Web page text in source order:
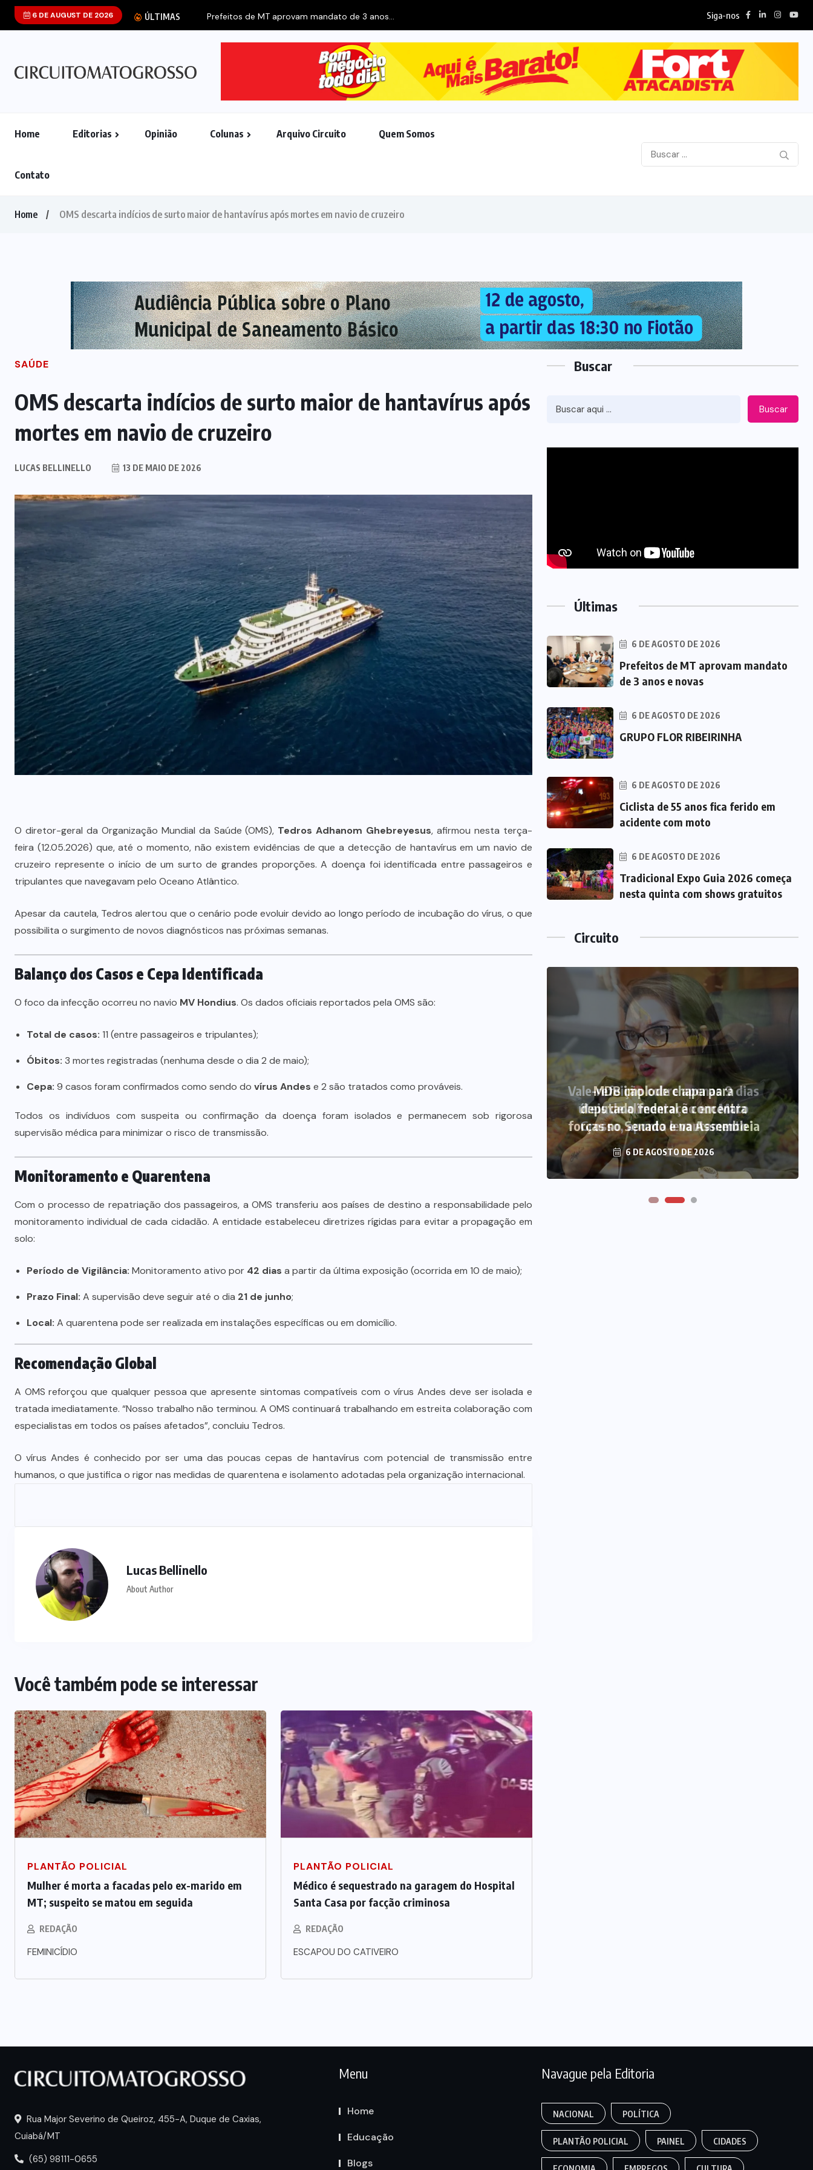
6 DE AUGUST DE 2026 ÚLTIMAS Prefeitos de MT aprovam mandato de 3 anos... Siga-nos
Home Editorias Opinião Colunas Arquivo Circuito Quem Somos
Contato
Home OMS descarta indícios de surto maior de hantavírus após mortes em navio de cruzeiro
SAÚDE
OMS descarta indícios de surto maior de hantavírus após
mortes em navio de cruzeiro
LUCAS BELLINELLO 13 DE MAIO DE 2026
O diretor-geral da Organização Mundial da Saúde (OMS), Tedros Adhanom Ghebreyesus, afirmou nesta terça-
feira (12.05.2026) que, até o momento, não existem evidências de que a detecção de hantavírus em um navio de
cruzeiro represente o início de um surto de grandes proporções. A doença foi identificada entre passageiros e
tripulantes que navegavam pelo Oceano Atlântico.
Apesar da cautela, Tedros alertou que o cenário pode evoluir devido ao longo período de incubação do vírus, o que
possibilita o surgimento de novos diagnósticos nas próximas semanas.
Balanço dos Casos e Cepa Identificada
O foco da infecção ocorreu no navio MV Hondius. Os dados oficiais reportados pela OMS são:
Total de casos: 11 (entre passageiros e tripulantes);
Óbitos: 3 mortes registradas (nenhuma desde o dia 2 de maio);
Cepa: 9 casos foram confirmados como sendo do vírus Andes e 2 são tratados como prováveis.
Todos os indivíduos com suspeita ou confirmação da doença foram isolados e permanecem sob rigorosa
supervisão médica para minimizar o risco de transmissão.
Monitoramento e Quarentena
Com o processo de repatriação dos passageiros, a OMS transferiu aos países de destino a responsabilidade pelo
monitoramento individual de cada cidadão. A entidade estabeleceu diretrizes rígidas para evitar a propagação em
solo:
Período de Vigilância: Monitoramento ativo por 42 dias a partir da última exposição (ocorrida em 10 de maio);
Prazo Final: A supervisão deve seguir até o dia 21 de junho;
Local: A quarentena pode ser realizada em instalações específicas ou em domicílio.
Recomendação Global
A OMS reforçou que qualquer pessoa que apresente sintomas compatíveis com o vírus Andes deve ser isolada e
tratada imediatamente. “Nosso trabalho não terminou. A OMS continuará trabalhando em estreita colaboração com
especialistas em todos os países afetados”, concluiu Tedros.
O vírus Andes é conhecido por ser uma das poucas cepas de hantavírus com potencial de transmissão entre
humanos, o que justifica o rigor nas medidas de quarentena e isolamento adotadas pela organização internacional.
Lucas Bellinello
About Author
Você também pode se interessar
PLANTÃO POLICIAL
Mulher é morta a facadas pelo ex-marido em
MT; suspeito se matou em seguida
REDAÇÃO
FEMINICÍDIO
PLANTÃO POLICIAL
Médico é sequestrado na garagem do Hospital
Santa Casa por facção criminosa
REDAÇÃO
ESCAPOU DO CATIVEIRO
Buscar
Buscar
Últimas
6 DE AGOSTO DE 2026
Prefeitos de MT aprovam mandato
de 3 anos e novas
6 DE AGOSTO DE 2026
GRUPO FLOR RIBEIRINHA
6 DE AGOSTO DE 2026
Ciclista de 55 anos fica ferido em
acidente com moto
6 DE AGOSTO DE 2026
Tradicional Expo Guia 2026 começa
nesta quinta com shows gratuitos
Circuito
investimentos para viabilizar 10
mil lotes com infraestrutura
completa
MDB implode chapa para
deputado federal e concentra
forças no Senado e na Assembleia
Vale-refeição cobre apenas 9 dias
úteis de alimentação em Mato
Grosso, aponta levantamento
6 DE AGOSTO DE 2026
Rua Major Severino de Queiroz, 455-A, Duque de Caxias,
Cuiabá/MT
(65) 98111-0655
Menu
Home
Educação
Blogs
Navague pela Editoria
NACIONAL POLÍTICA
PLANTÃO POLICIAL PAINEL CIDADES